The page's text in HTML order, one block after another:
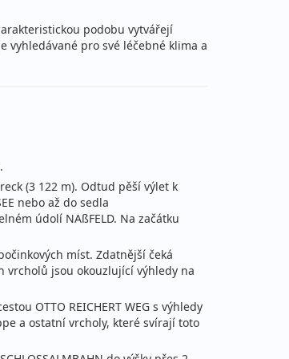
podobu vytvářejí
vyhledávané pro své léčebné klima a
(3 122 m). Odtud pěší výlet k
nebo až do sedla
údolí NAßFELD. Na začátku
míst. Zdatnější čeká
vrcholů jsou okouzlující výhledy na
OTTO REICHERT WEG s výhledy
a ostatní vrcholy, které svírají toto